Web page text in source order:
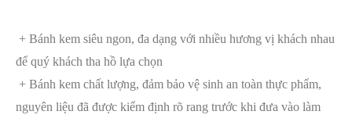
+ Bánh kem siêu ngon, đa dạng với nhiều hương vị khách nhau
để quý khách tha hồ lựa chọn
+ Bánh kem chất lượng, đảm bảo vệ sinh an toàn thực phẩm,
nguyên liệu đã được kiểm định rõ rang trước khi đưa vào làm